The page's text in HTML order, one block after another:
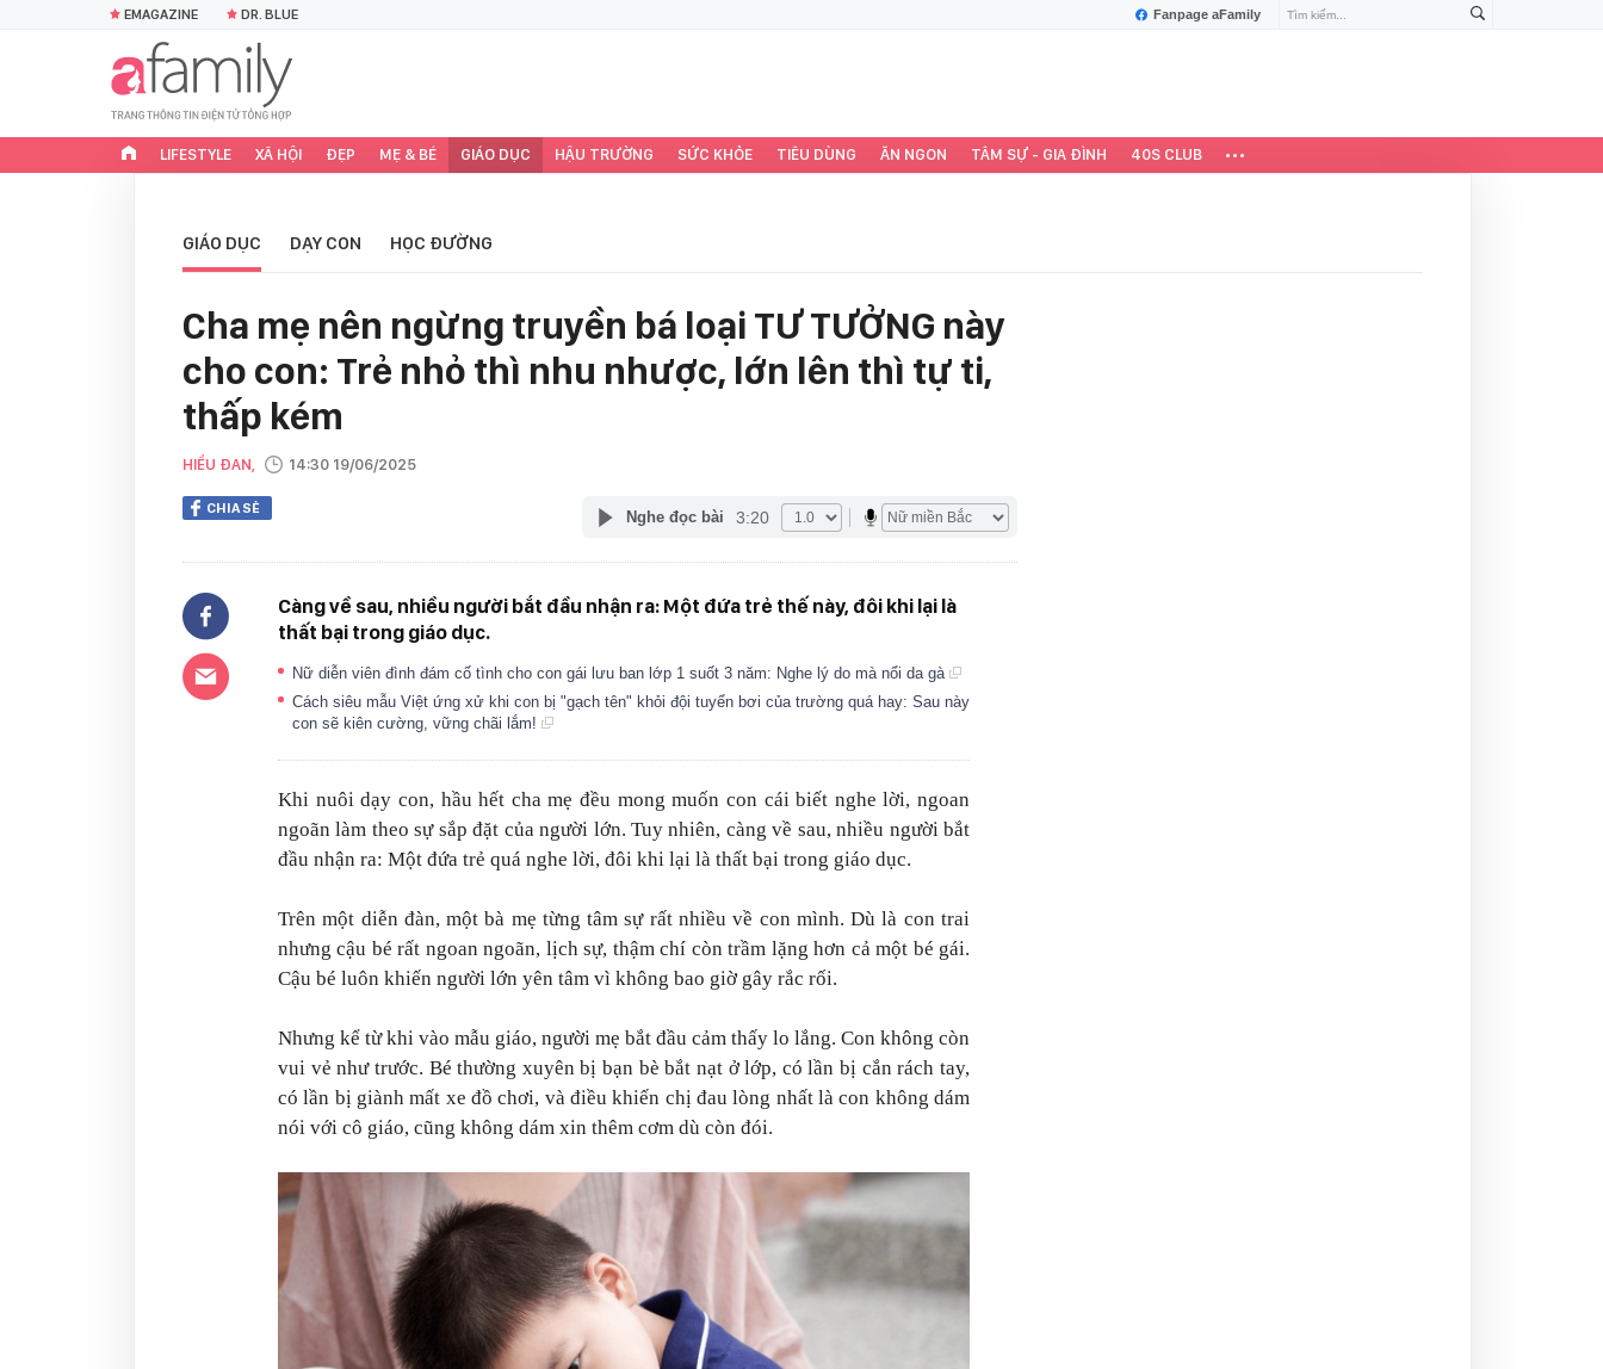
Fanpage aFamily
EMAGAZINE DR. BLUE
LIFESTYLE XÃ HỘI ĐẸP MẸ & BÉ GIÁO DỤC HẬU TRƯỜNG SỨC KHỎE TIÊU DÙNG ĂN NGON TÂM SỰ - GIA ĐÌNH 40S CLUB
GIÁO DỤC DẠY CON HỌC ĐƯỜNG
Cha mẹ nên ngừng truyền bá loại TƯ TƯỞNG này
cho con: Trẻ nhỏ thì nhu nhược, lớn lên thì tự ti,
thấp kém
HIỂU ĐAN, 14:30 19/06/2025
CHIA SẺ Nghe đọc bài 3:20
Càng về sau, nhiều người bắt đầu nhận ra: Một đứa trẻ thế này, đôi khi lại là
thất bại trong giáo dục.
Nữ diễn viên đình đám cố tình cho con gái lưu ban lớp 1 suốt 3 năm: Nghe lý do mà nổi da gà
Cách siêu mẫu Việt ứng xử khi con bị "gạch tên" khỏi đội tuyển bơi của trường quá hay: Sau này
con sẽ kiên cường, vững chãi lắm!
Khi nuôi dạy con, hầu hết cha mẹ đều mong muốn con cái biết nghe lời, ngoan
ngoãn làm theo sự sắp đặt của người lớn. Tuy nhiên, càng về sau, nhiều người bắt
đầu nhận ra: Một đứa trẻ quá nghe lời, đôi khi lại là thất bại trong giáo dục.
Trên một diễn đàn, một bà mẹ từng tâm sự rất nhiều về con mình. Dù là con trai
nhưng cậu bé rất ngoan ngoãn, lịch sự, thậm chí còn trầm lặng hơn cả một bé gái.
Cậu bé luôn khiến người lớn yên tâm vì không bao giờ gây rắc rối.
Nhưng kể từ khi vào mẫu giáo, người mẹ bắt đầu cảm thấy lo lắng. Con không còn
vui vẻ như trước. Bé thường xuyên bị bạn bè bắt nạt ở lớp, có lần bị cắn rách tay,
có lần bị giành mất xe đồ chơi, và điều khiến chị đau lòng nhất là con không dám
nói với cô giáo, cũng không dám xin thêm cơm dù còn đói.